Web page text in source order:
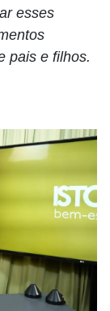
esses
pais e filhos.